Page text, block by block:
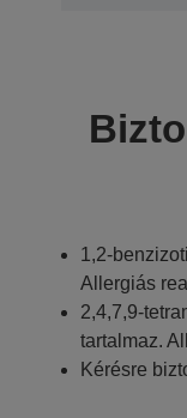
1,2-
Allergiás
2,4,7,9-
tartalmaz.
Kérésre